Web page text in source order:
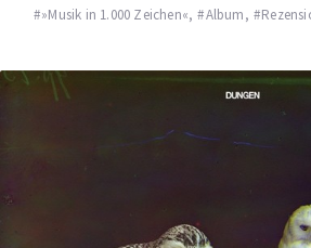
»Musik in 1.000 Zeichen«, Album,